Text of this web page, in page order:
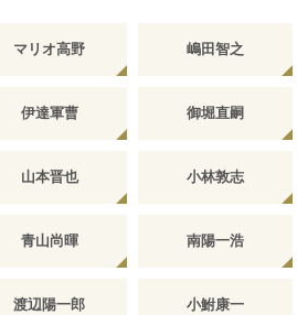
マリオ高野 嶋田智之
伊達軍曹 御堀直嗣
山本晋也 小林敦志
青山尚暉 南陽一浩
渡辺陽一郎 小鮒康一